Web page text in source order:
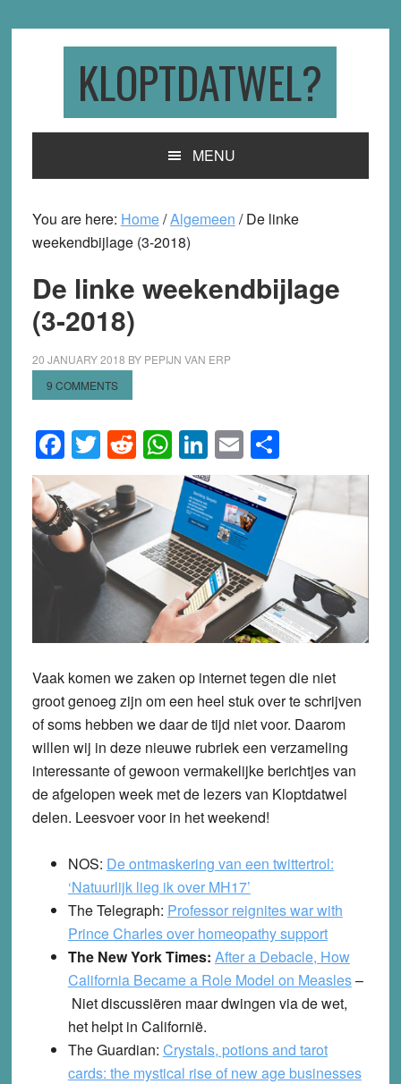
KLOPTDATWEL?
MENU
You are here: Home/Algemeen /De linke
weekendbijlage (3-2018)
De linke weekendbijlage
(3-2018)
20 JANUARY 2018 BY PEPIJN VAN ERP
9 COMMENTS
Facebook
Twitter
Reddit
WhatsApp
LinkedIn
EmailShare
Vaak komen we zaken op internet tegen die niet
groot genoeg zijn om een heel stuk over te schrijven
of soms hebben we daar de tijd niet voor. Daarom
willen wij in deze nieuwe rubriek een verzameling
interessante of gewoon vermakelijke berichtjes van
de afgelopen week met de lezers van Kloptdatwel
delen. Leesvoer voor in het weekend!
NOS: De ontmaskering van een twittertrol:
‘Natuurlijk lieg ik over MH17’
The Telegraph: Professor reignites war with
Prince Charles over homeopathy support
The New York Times: After a Debacle, How
California Became a Role Model on Measles–
Niet discussiëren maar dwingen via de wet,
het helpt in Californië.
The Guardian: Crystals, potions and tarot
cards: the mystical rise of new age businesses